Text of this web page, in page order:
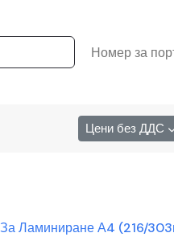
Номер за
Цени без ДДС
Ламиниране А4 (216/